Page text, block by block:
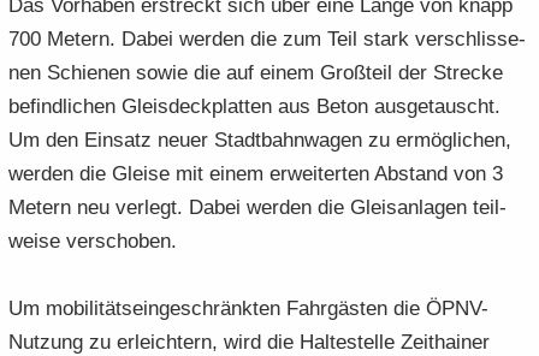
Das Vor­ha­ben er­streckt sich über eine Länge von knapp
700 Me­tern. Dabei wer­den die zum Teil stark ver­schlis­se­
nen Schie­nen sowie die auf einem Groß­teil der Stre­cke
be­find­li­chen Gleis­deck­plat­ten aus Beton aus­ge­tauscht.
Um den Ein­satz neuer Stadt­bahn­wa­gen zu er­mög­li­chen,
wer­den die Glei­se mit einem er­wei­ter­ten Ab­stand von 3
Me­tern neu ver­legt. Dabei wer­den die Gleis­an­la­gen teil­
wei­se ver­scho­ben.
Um mo­bi­li­täts­ein­ge­schränk­ten Fahr­gäs­ten die ÖPNV-​
Nutzung zu er­leich­tern, wird die Hal­te­stel­le Zeit­hai­ner